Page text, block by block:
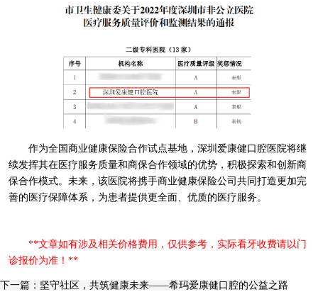
作为全国商业健康保险合作试点基地，深圳爱康健口腔医院将继
续发挥其在医疗服务质量和商保合作领域的优势，积极探索和创新商
保合作模式。未来，该医院将携手商业健康保险公司共同打造更加完
善的医疗保障体系，为患者提供更全面、优质的医疗服务。
**文章如有涉及相关价格费用，仅供参考，实际看牙收费请以门
诊报价为准！**
下一篇：坚守社区，共筑健康未来——希玛爱康健口腔的公益之路